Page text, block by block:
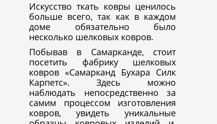
Искусство ткать ковры ценилось
больше всего, так как в каждом
доме обязательно было
несколько шелковых ковров.
Побывав в Самарканде, стоит
посетить фабрику шелковых
ковров «Самарканд Бухара Силк
Карпетс». Здесь можно
наблюдать непосредственно за
самим процессом изготовления
ковров, увидеть уникальные